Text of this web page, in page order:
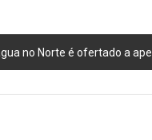
é ofertado a apenas 60% da população